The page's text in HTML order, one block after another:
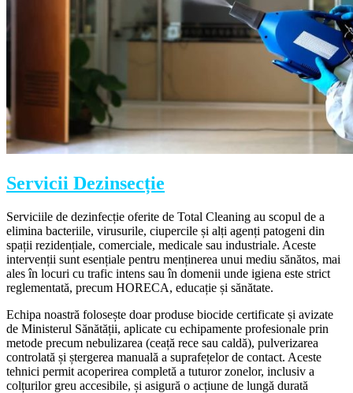
Servicii Dezinsecție
Serviciile de dezinfecție oferite de Total Cleaning au scopul de a
elimina bacteriile, virusurile, ciupercile și alți agenți patogeni din
spații rezidențiale, comerciale, medicale sau industriale. Aceste
intervenții sunt esențiale pentru menținerea unui mediu sănătos, mai
ales în locuri cu trafic intens sau în domenii unde igiena este strict
reglementată, precum HORECA, educație și sănătate.
Echipa noastră folosește doar produse biocide certificate și avizate
de Ministerul Sănătății, aplicate cu echipamente profesionale prin
metode precum nebulizarea (ceață rece sau caldă), pulverizarea
controlată și ștergerea manuală a suprafețelor de contact. Aceste
tehnici permit acoperirea completă a tuturor zonelor, inclusiv a
colțurilor greu accesibile, și asigură o acțiune de lungă durată